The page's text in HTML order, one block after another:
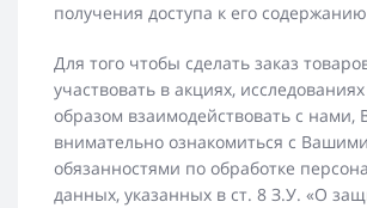
получения доступа к его
Для того чтобы сделать заказ
участвовать в акциях,
образом взаимодействовать с
внимательно ознакомиться с
обязанностями по обработке
данных, указанных в ст. 8 З.У. «О